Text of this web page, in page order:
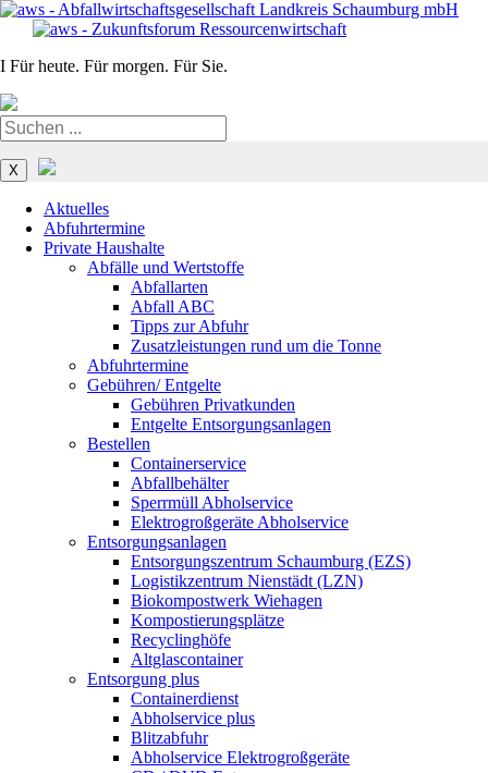
I Für heute. Für morgen. Für Sie.
überspringen
X
Aktuelles
Abfuhrtermine
Private Haushalte
Abfälle und Wertstoffe
Abfallarten
Abfall ABC
Tipps zur Abfuhr
Zusatzleistungen rund um die Tonne
Abfuhrtermine
Gebühren/ Entgelte
Gebühren Privatkunden
Entgelte Entsorgungsanlagen
Bestellen
Containerservice
Abfallbehälter
Sperrmüll Abholservice
Elektrogroßgeräte Abholservice
Entsorgungsanlagen
Entsorgungszentrum Schaumburg (EZS)
Logistikzentrum Nienstädt (LZN)
Biokompostwerk Wiehagen
Kompostierungsplätze
Recyclinghöfe
Altglascontainer
Entsorgung plus
Containerdienst
Abholservice plus
Blitzabfuhr
Abholservice Elektrogroßgeräte